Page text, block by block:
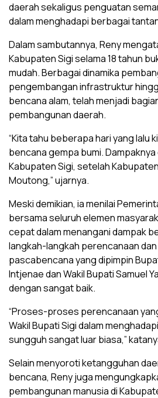
daerah sekaligus penguatan
dalam menghadapi berbagai
Dalam sambutannya, Reny
Kabupaten Sigi selama 18 tahun
mudah. Berbagai dinamika
pengembangan infrastruktur
bencana alam, telah menjadi
pembangunan daerah.
“Kita tahu beberapa hari yang lalu
bencana gempa bumi.
Kabupaten Sigi, setelah
Moutong,” ujarnya.
Meski demikian, ia menilai
bersama seluruh elemen
cepat dalam menangani dampak
langkah-langkah perencanaan
pascabencana yang dipimpin
Intjenae dan Wakil Bupati Samuel
dengan sangat baik.
“Proses-proses perencanaan
Wakil Bupati Sigi dalam
sungguh sangat luar biasa,”
Selain menyoroti ketangguhan
bencana, Reny juga
pembangunan manusia di